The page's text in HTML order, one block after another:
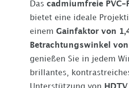
Das cadmiumfreie
bietet eine ideale
einem Gainfaktor von
Betrachtungswinkel von
genießen Sie in jedem
brillantes,